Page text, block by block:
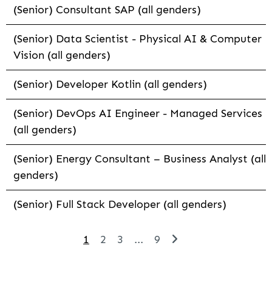
(Senior) Consultant SAP (all genders)
(Senior) Data Scientist - Physical AI & Computer
Vision (all genders)
(Senior) Developer Kotlin (all genders)
(Senior) DevOps AI Engineer - Managed Services
(all genders)
(Senior) Energy Consultant – Business Analyst (all
genders)
(Senior) Full Stack Developer (all genders)
1 2 3 ... 9